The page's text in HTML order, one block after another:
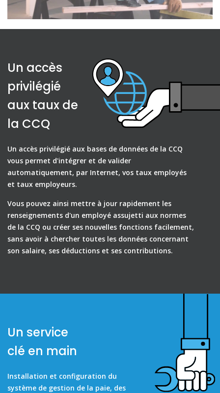
Un accès
privilégié
aux taux de
la CCQ
Un accès privilégié aux bases de données de la CCQ
vous permet d'intégrer et de valider
automatiquement, par Internet, vos taux employés
et taux employeurs.
Vous pouvez ainsi mettre à jour rapidement les
renseignements d'un employé assujetti aux normes
de la CCQ ou créer ses nouvelles fonctions facilement,
sans avoir à chercher toutes les données concernant
son salaire, ses déductions et ses contributions.
Un service
clé en main
Installation et configuration du
système de gestion de la paie, des